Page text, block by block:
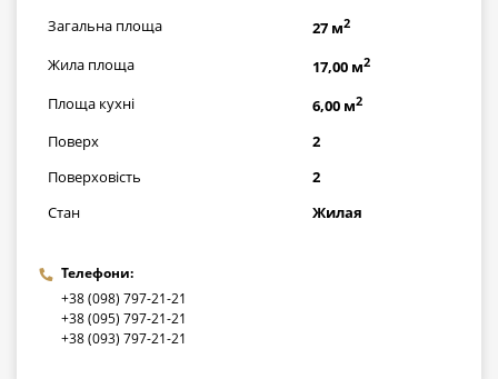
Загальна площа
27 м2
Жила площа 17,00 м2
Площа кухні 6,00 м2
Поверх
2
Поверховість
2
Стан
Жилая
Телефони:
+38 (098) 797-21-21
+38 (095) 797-21-21
+38 (093) 797-21-21